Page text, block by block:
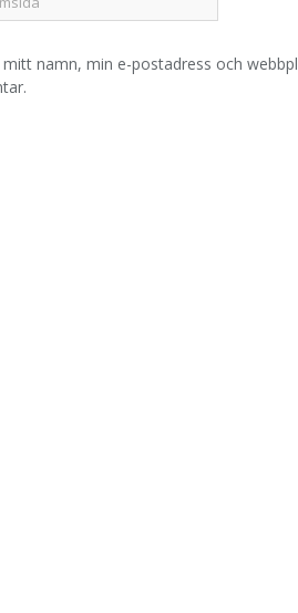
mitt namn, min e-postadress och